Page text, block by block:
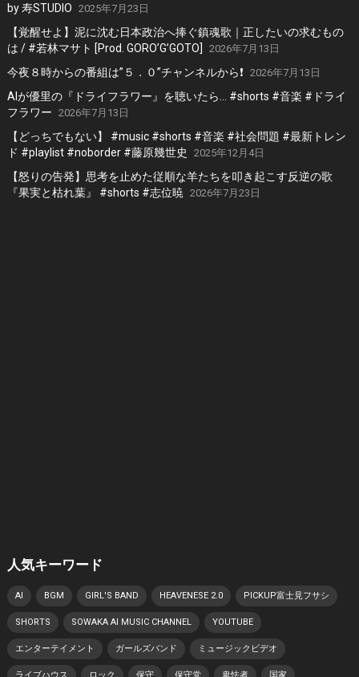
by 寿STUDIO 2025年7月23日
【覚醒せよ】泥に沈む日本政治へ捧ぐ鎮魂歌｜正したいの求むもの
は / #若林マサト [Prod. GORO’G’GOTO]
2026年7月13日
今夜８時からの番組は”５．０”チャンネルから❗️ 2026年7月13日
AIが優里の『ドライフラワー』を聴いたら… #shorts #音楽 #ドライ
フラワー 2026年7月13日
【どっちでもない】 #music #shorts #音楽 #社会問題 #最新トレン
ド #playlist #noborder #藤原幾世史
2025年12月4日
【怒りの告発】思考を止めた従順な羊たちを叩き起こす反逆の歌
『果実と枯れ葉』 #shorts #志位暁 2026年7月23日
人気キーワード
AI BGM GIRL'S BAND HEAVENESE 2.0 PICKUP富士見フサシ
SHORTS SOWAKA AI MUSIC CHANNEL YOUTUBE
エンターテイメント ガールズバンド ミュージックビデオ